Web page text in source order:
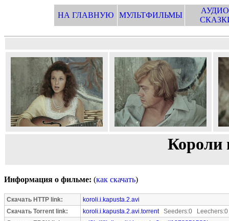
НА ГЛАВНУЮ МУЛЬТФИЛЬМЫ
Короли
Информация о фильме: (как скачать)
Скачать HTTP link:
koroli.i.kapusta.2.avi
Скачать Torrent link:
koroli.i.kapusta.2.avi.torrentSeeders:0 Leechers:0